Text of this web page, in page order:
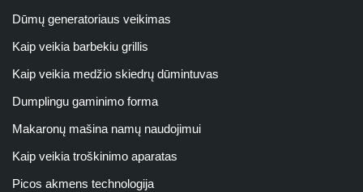
Dūmų generatoriaus veikimas
Kaip veikia barbekiu grillis
Kaip veikia medžio skiedrų dūmintuvas
Dumplingu gaminimo forma
Makaronų mašina namų naudojimui
Kaip veikia troškinimo aparatas
Picos akmens technologija